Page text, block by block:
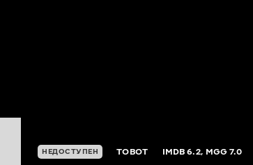
НЕДОСТУПЕН TOBOT IMDB6.2, MGG7.0